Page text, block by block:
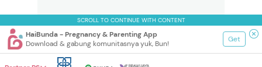
SCROLL TO CONTINUE WITH CONTENT
HaiBunda - Pregnancy & Parenting App
Download & gabung komunitasnya yuk, Bun!
Get